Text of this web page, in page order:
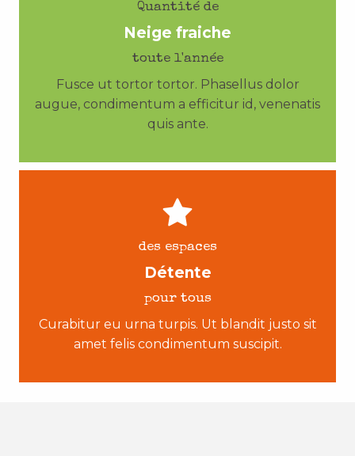
Quantité de
Neige fraiche
toute l'année
Fusce ut tortor tortor. Phasellus dolor
augue, condimentum a efficitur id, venenatis
quis ante.
des espaces
Détente
pour tous
Curabitur eu urna turpis. Ut blandit justo sit
amet felis condimentum suscipit.